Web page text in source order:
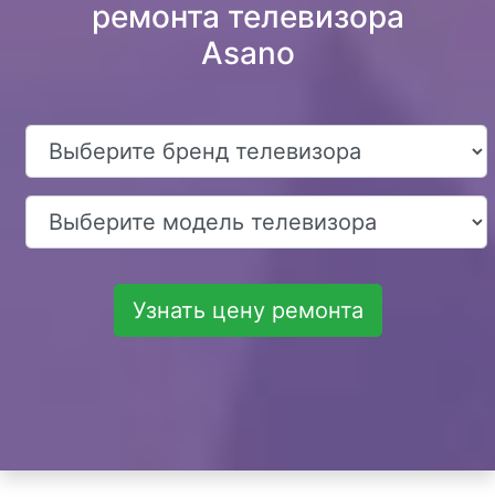
ремонта телевизора
Asano
Узнать цену ремонта